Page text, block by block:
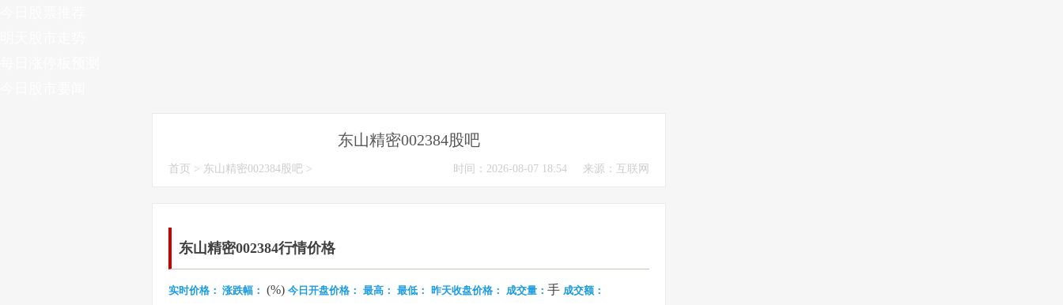
东山精密002384股吧
首页 > 东山精密002384股吧 > 来源：互联网
时间：2026-08-07 18:54
东山精密002384行情价格
实时价格： 涨跌幅： (%) 今日开盘价格： 最高： 最低： 昨天收盘价格： 成交量： 手 成交额：